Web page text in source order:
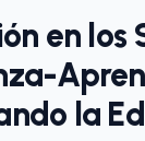
en los
la